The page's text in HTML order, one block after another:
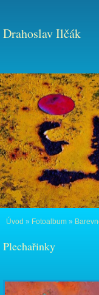
Drahoslav Ilčák
Úvod » Fotoalbum »
Plechařinky